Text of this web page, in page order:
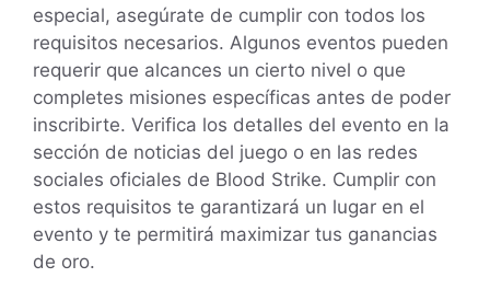
especial, asegúrate de cumplir con todos los
requisitos necesarios. Algunos eventos pueden
requerir que alcances un cierto nivel o que
completes misiones específicas antes de poder
inscribirte. Verifica los detalles del evento en la
sección de noticias del juego o en las redes
sociales oficiales de Blood Strike. Cumplir con
estos requisitos te garantizará un lugar en el
evento y te permitirá maximizar tus ganancias
de oro.